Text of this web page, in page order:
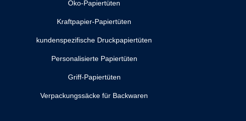
Öko-Papiertüten
Kraftpapier-Papiertüten
kundenspezifische Druckpapiertüten
Personalisierte Papiertüten
Griff-Papiertüten
Verpackungssäcke für Backwaren